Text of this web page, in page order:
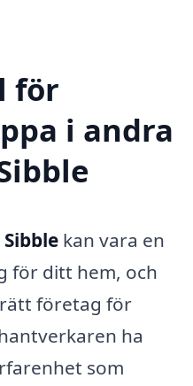
för
i andra
kan vara en
för ditt hem, och
företag för
ha
som